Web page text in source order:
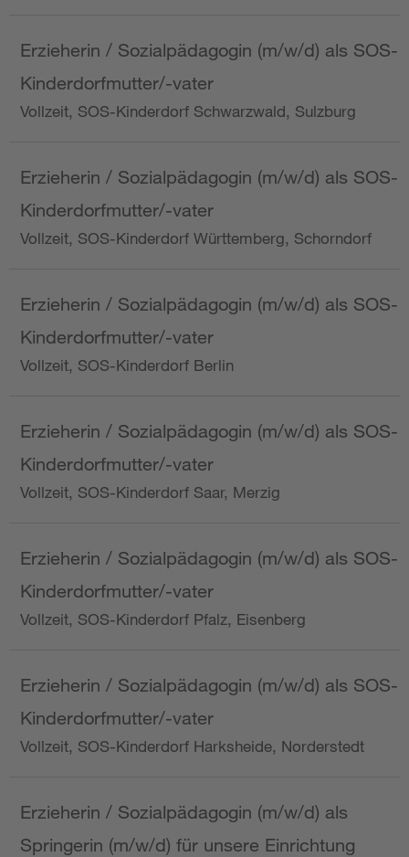
Erzieherin / Sozialpädagogin (m/w/d) als SOS-
Kinderdorfmutter/-vater
Vollzeit, SOS-Kinderdorf Schwarzwald, Sulzburg
Erzieherin / Sozialpädagogin (m/w/d) als SOS-
Kinderdorfmutter/-vater
Vollzeit, SOS-Kinderdorf Württemberg, Schorndorf
Erzieherin / Sozialpädagogin (m/w/d) als SOS-
Kinderdorfmutter/-vater
Vollzeit, SOS-Kinderdorf Berlin
Erzieherin / Sozialpädagogin (m/w/d) als SOS-
Kinderdorfmutter/-vater
Vollzeit, SOS-Kinderdorf Saar, Merzig
Erzieherin / Sozialpädagogin (m/w/d) als SOS-
Kinderdorfmutter/-vater
Vollzeit, SOS-Kinderdorf Pfalz, Eisenberg
Erzieherin / Sozialpädagogin (m/w/d) als SOS-
Kinderdorfmutter/-vater
Vollzeit, SOS-Kinderdorf Harksheide, Norderstedt
Erzieherin / Sozialpädagogin (m/w/d) als
Springerin (m/w/d) für unsere Einrichtung